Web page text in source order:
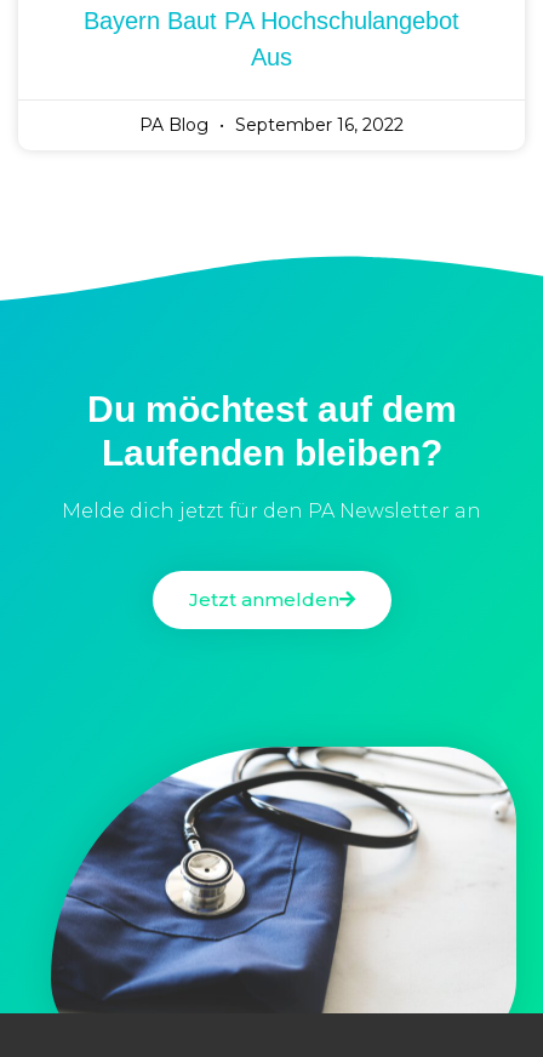
Bayern Baut PA Hochschulangebot
Aus
PA Blog September 16, 2022
Du möchtest auf dem
Laufenden bleiben?
Melde dich jetzt für den PA Newsletter an
Jetzt anmelden